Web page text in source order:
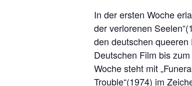
In der ersten Woche
der verlorenen
den deutschen
Deutschen Film bis
Woche steht mit
Trouble“(1974) im